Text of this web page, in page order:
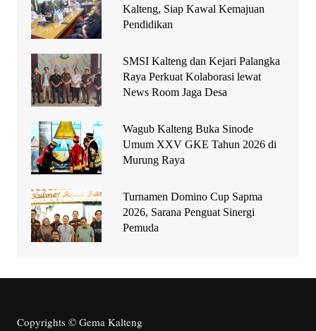
Kalteng, Siap Kawal Kemajuan
Pendidikan
SMSI Kalteng dan Kejari Palangka
Raya Perkuat Kolaborasi lewat
News Room Jaga Desa
Wagub Kalteng Buka Sinode
Umum XXV GKE Tahun 2026 di
Murung Raya
Turnamen Domino Cup Sapma
2026, Sarana Penguat Sinergi
Pemuda
Copyrights © Gema Kalteng